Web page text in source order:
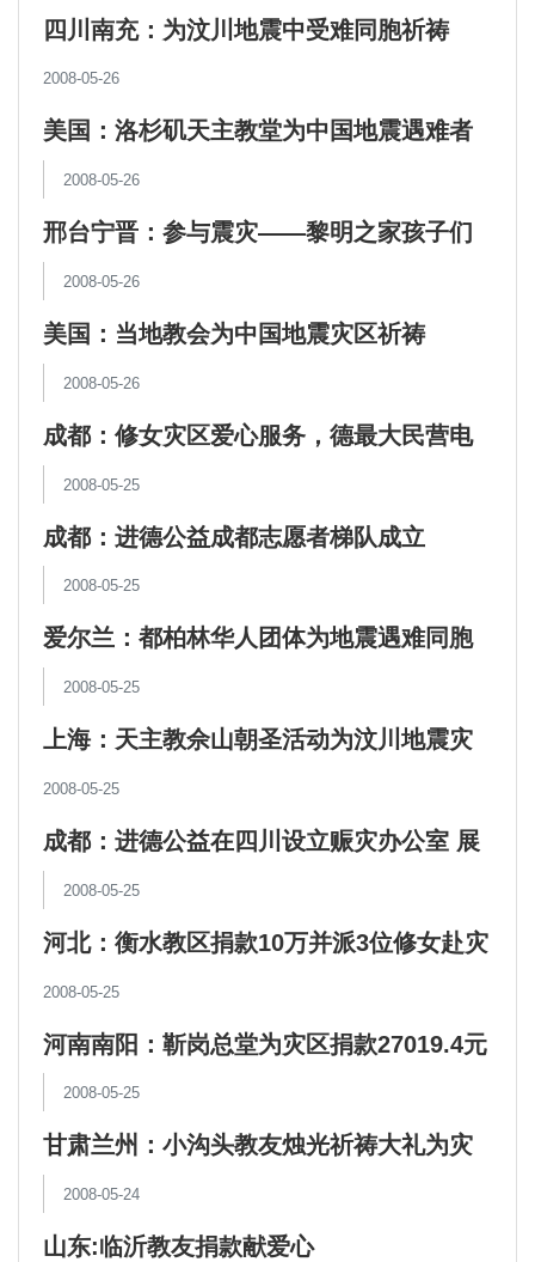
四川南充：为汶川地震中受难同胞祈祷
2008-05-26
美国：洛杉矶天主教堂为中国地震遇难者
祈祷
2008-05-26
邢台宁晋：参与震灾——黎明之家孩子们
的奉献
2008-05-26
美国：当地教会为中国地震灾区祈祷
2008-05-26
成都：修女灾区爱心服务，德最大民营电
视台采访
2008-05-25
成都：进德公益成都志愿者梯队成立
2008-05-25
爱尔兰：都柏林华人团体为地震遇难同胞
烛光祈祷
2008-05-25
上海：天主教佘山朝圣活动为汶川地震灾
2008-05-25
成都：进德公益在四川设立赈灾办公室 展
开救灾工作
2008-05-25
河北：衡水教区捐款10万并派3位修女赴灾
2008-05-25
河南南阳：靳岗总堂为灾区捐款27019.4元
2008-05-25
甘肃兰州：小沟头教友烛光祈祷大礼为灾
区人民祈福
2008-05-24
山东:临沂教友捐款献爱心